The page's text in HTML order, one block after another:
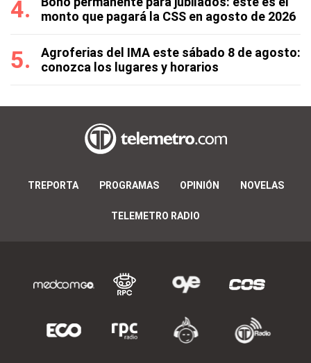
monto que pagará la CSS en agosto de 2026
Agroferias del IMA este sábado 8 de agosto:
conozca los lugares y horarios
TREPORTA PROGRAMAS OPINIÓN NOVELAS
TELEMETRO RADIO